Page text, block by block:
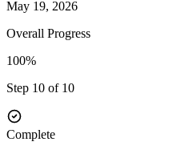
May 19, 2026
Overall Progress
100%
Step 10 of 10
Complete